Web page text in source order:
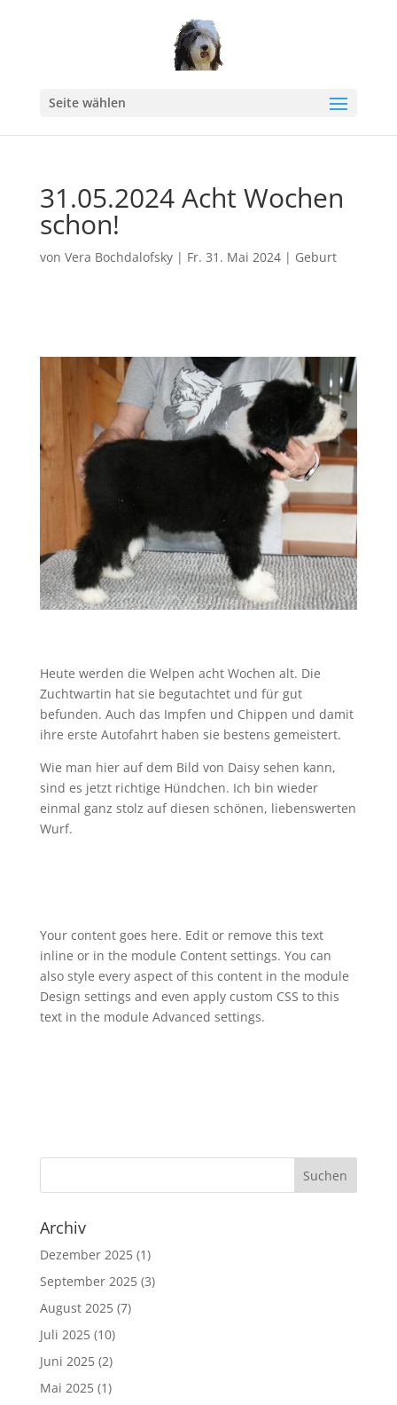
Seite wählen
31.05.2024 Acht Wochen
schon!
von Vera Bochdalofsky| Fr. 31. Mai 2024| Geburt
Heute werden die Welpen acht Wochen alt. Die
Zuchtwartin hat sie begutachtet und für gut
befunden. Auch das Impfen und Chippen und damit
ihre erste Autofahrt haben sie bestens gemeistert.
Wie man hier auf dem Bild von Daisy sehen kann,
sind es jetzt richtige Hündchen. Ich bin wieder
einmal ganz stolz auf diesen schönen, liebenswerten
Wurf.
Your content goes here. Edit or remove this text
inline or in the module Content settings. You can
also style every aspect of this content in the module
Design settings and even apply custom CSS to this
text in the module Advanced settings.
Archiv
Dezember 2025(1)
September 2025(3)
August 2025(7)
Juli 2025(10)
Juni 2025(2)
Mai 2025(1)